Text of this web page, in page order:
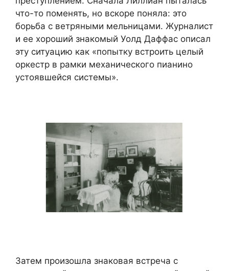
что-то поменять, но вскоре поняла: это
борьба с ветряными мельницами. Журналист
и ее хороший знакомый Уолд Даффас описал
эту ситуацию как «попытку встроить целый
оркестр в рамки механического пианино
устоявшейся системы».
Затем произошла знаковая встреча с